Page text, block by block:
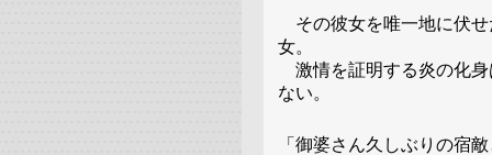
その彼女を唯一地に伏せ
女。
激情を証明する炎の化身
ない。
「御婆さん久しぶりの宿